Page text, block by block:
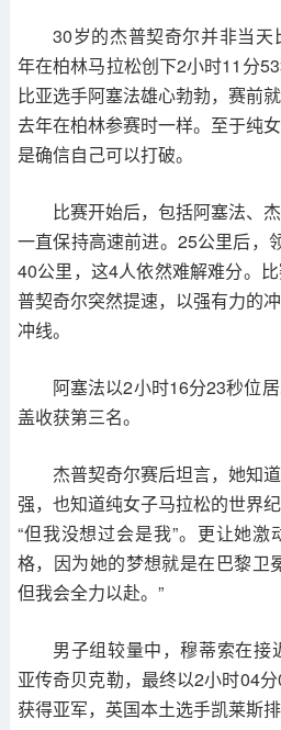
30岁的杰普契奇尔并非当
年在柏林马拉松创下2小时11分
比亚选手阿塞法雄心勃勃，赛前
去年在柏林参赛时一样。至于纯
是确信自己可以打破。
比赛开始后，包括阿塞法、
一直保持高速前进。25公里后，
40公里，这4人依然难解难分。
普契奇尔突然提速，以强有力的
冲线。
阿塞法以2小时16分23秒位
盖收获第三名。
杰普契奇尔赛后坦言，她知
强，也知道纯女子马拉松的世界
“但我没想过会是我”。更让她
格，因为她的梦想就是在巴黎卫
但我会全力以赴。”
男子组较量中，穆蒂索在接
亚传奇贝克勒，最终以2小时04
获得亚军，英国本土选手凯莱斯排